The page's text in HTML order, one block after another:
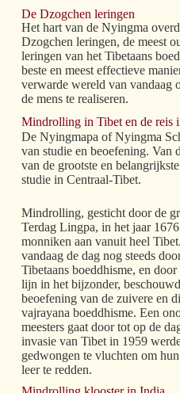
De Dzogchen leringen
Het hart van de Nyingma
Dzogchen leringen, de meest
leringen van het Tibetaans
beste en meest effectieve
verwarde wereld van vandaag
de mens te realiseren.
Mindrolling in Tibet en de reis
De Nyingmapa of Nyingma
van studie en beoefening. Van
van de grootste en
studie in Centraal-Tibet.
Mindrolling, gesticht door de
Terdag Lingpa, in het jaar
monniken aan vanuit heel
vandaag de dag nog steeds
Tibetaans boeddhisme, en
lijn in het bijzonder,
beoefening van de zuivere en
vajrayana boeddhisme. Een
meesters gaat door tot op de
invasie van Tibet in 1959
gedwongen te vluchten om
leer te redden.